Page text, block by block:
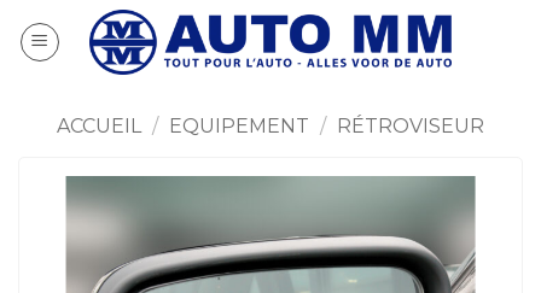
au
ACCUEIL / EQUIPEMENT / RÉTROVISEUR